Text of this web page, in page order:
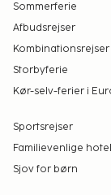
Sommerferie
Afbudsrejser
Kombinationsrejser
Storbyferie
Kør-selv-ferier i
Sportsrejser
Familievenlige
Sjov for børn